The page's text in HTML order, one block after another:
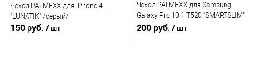
Чехол PALMEXX для iPhone 4
"LUNATIK" /серый/
150 руб. / шт
Чехол PALMEXX для Samsung
Galaxy Pro 10.1 T520 "SMARTSLIM"
кожзам /белый/
200 руб. / шт